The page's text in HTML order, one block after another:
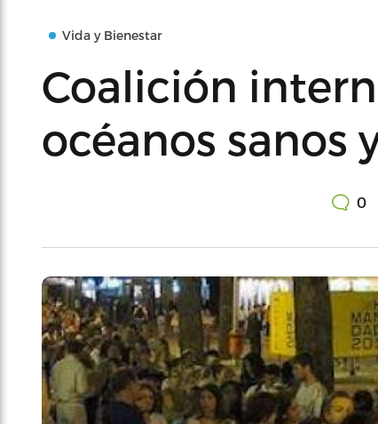
Vida y Bienestar
Coalición
océanos sanos
0